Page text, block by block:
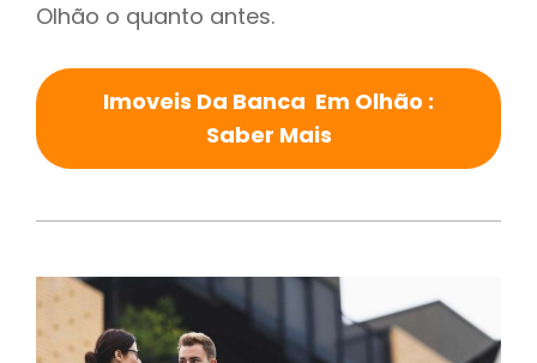
Olhão o quanto antes.
Imoveis Da Banca Em Olhão :
Saber Mais